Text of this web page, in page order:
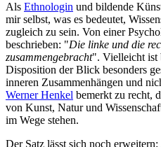
Als Ethnologin und bildende
mir selbst, was es bedeutet,
zugleich zu sein. Von einer
beschrieben: "Die linke und die
zusammengebracht". Vielleicht ist
Disposition der Blick besonders
inneren Zusammenhängen und
Werner Henkel bemerkt zu recht,
von Kunst, Natur und
im Wege stehen.
Der Satz lässt sich noch erweitern: